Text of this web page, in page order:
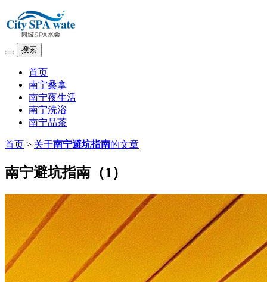
搜索
首页
南宁桑拿
南宁夜生活
南宁洗浴
南宁品茶
首页 > 关于南宁避坑指南的文章
南宁避坑指南（1）